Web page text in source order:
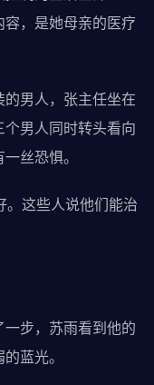
，是她母亲的医疗
男人，张主任坐在
男人同时转头看向
丝恐惧。
。这些人说他们能治
步，苏雨看到他的
蓝光。